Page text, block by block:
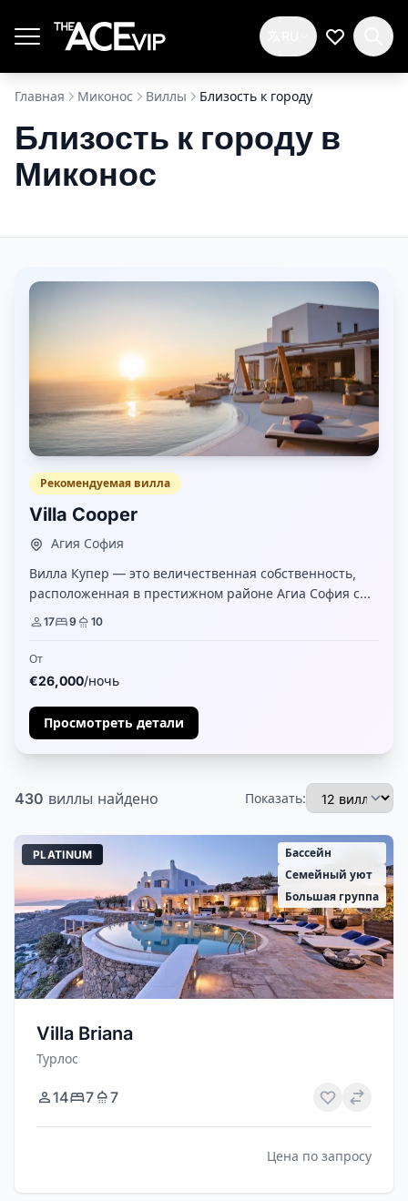
Мой
Главная Миконос Виллы Близость к городу
Близость к городу в
Миконос
Рекомендуемая вилла
Villa Cooper
Агия София
Вилла Купер — это величественная собственность,
расположенная в престижном районе Агиа София с
видом на Эгейское море, удобно близко к городу
ванной к...
17 9 10
От
€26,000/ночь
Просмотреть детали
430 виллы найдено Показать:
PLATINUM
Бассейн
Семейный уют
Большая группа
Villa Briana
Турлос
14 7 7
Цена по запросу